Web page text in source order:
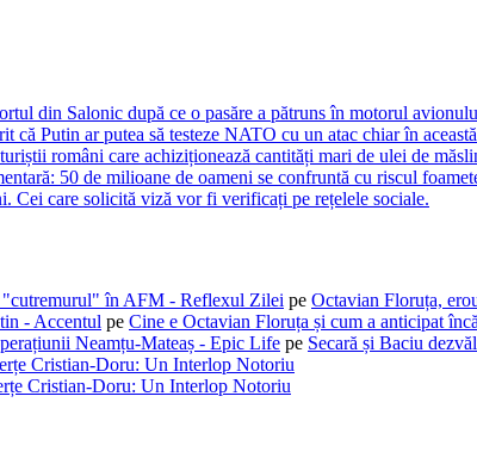
din Salonic după ce o pasăre a pătruns în motorul
că Putin ar putea să testeze NATO cu un atac chiar în
români care achiziționează cantități mari de ulei de
50 de milioane de oameni se confruntă cu riscul
Cei care solicită viză vor fi verificați pe rețelele sociale.
"cutremurul" în AFM - Reflexul Zilei pe Octavian Floruța,
- Accentul pe Cine e Octavian Floruța și cum a anticipat
Neamțu-Mateaș - Epic Life pe Secară și Baciu
Cristian-Doru: Un Interlop Notoriu
Cristian-Doru: Un Interlop Notoriu